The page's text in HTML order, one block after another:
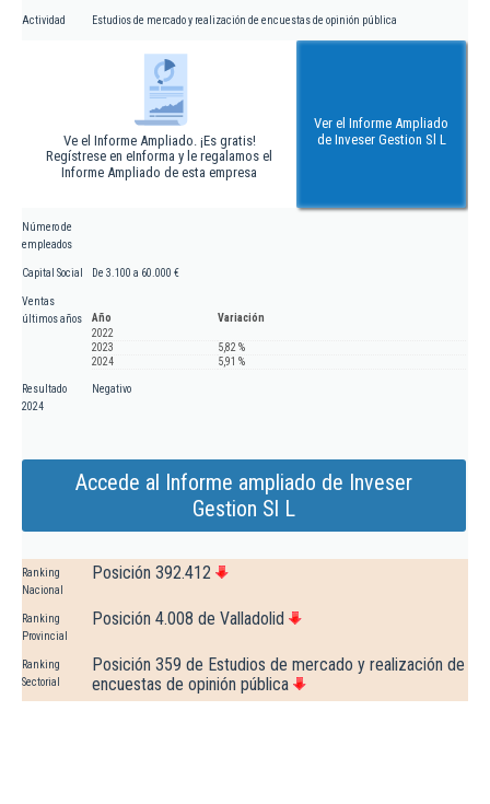
Actividad Estudios de mercado y realización de encuestas de opinión pública
Ve el Informe Ampliado. ¡Es gratis!
Regístrese en eInforma y le regalamos el
Informe Ampliado de esta empresa
Ver el Informe Ampliado
de Inveser Gestion Sl L
Número de
empleados
Capital Social De 3.100 a 60.000 €
Ventas
últimos años
Año
Variación
2022
2023
5,82 %
2024
5,91 %
Resultado
2024
Negativo
Accede al Informe ampliado de Inveser
Gestion Sl L
Ranking
Nacional
Posición 392.412
Ranking
Provincial
Posición 4.008 de Valladolid
Ranking
Sectorial
Posición 359 de Estudios de mercado y realización de
encuestas de opinión pública